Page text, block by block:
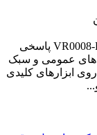
کیت ابزار دستی ویوارکس (Vivarex) مدل VR0008-HTK پاسخی
عمومی و سبک
با تمرکز بر روی ابزارهای کلیدی